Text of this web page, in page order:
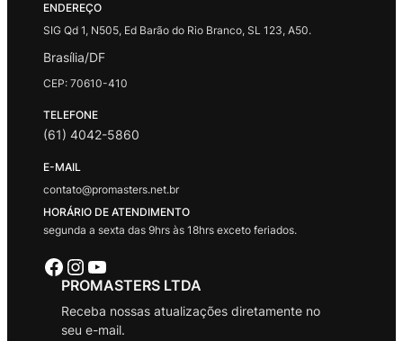
ENDEREÇO
SIG Qd 1, N505, Ed Barão do Rio Branco, SL 123, A50.
Brasília/DF
CEP: 70610-410
TELEFONE
(61) 4042-5860
E-MAIL
contato@promasters.net.br
HORÁRIO DE ATENDIMENTO
segunda a sexta das 9hrs às 18hrs exceto feriados.
Facebook Instagram Youtube
PROMASTERS LTDA
Receba nossas atualizações diretamente no
seu e-mail.